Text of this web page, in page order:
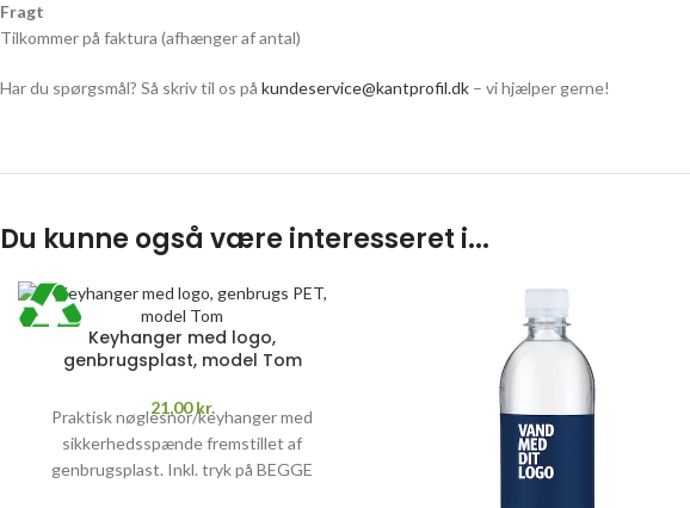
Fragt
Tilkommer på faktura (afhænger af antal)
Har du spørgsmål? Så skriv til os på kundeservice@kantprofil.dk – vi hjælper gerne!
Du kunne også være interesseret i...
Keyhanger med logo,
genbrugsplast, model Tom
21,00kr.
Praktisk nøglesnor/keyhanger med
sikkerhedsspænde fremstillet af
genbrugsplast. Inkl. tryk på BEGGE